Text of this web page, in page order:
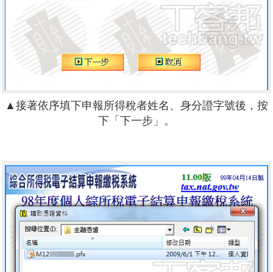
▲接著依序填下申報所得稅者姓名、身分證字號後，按
下「下一步」。